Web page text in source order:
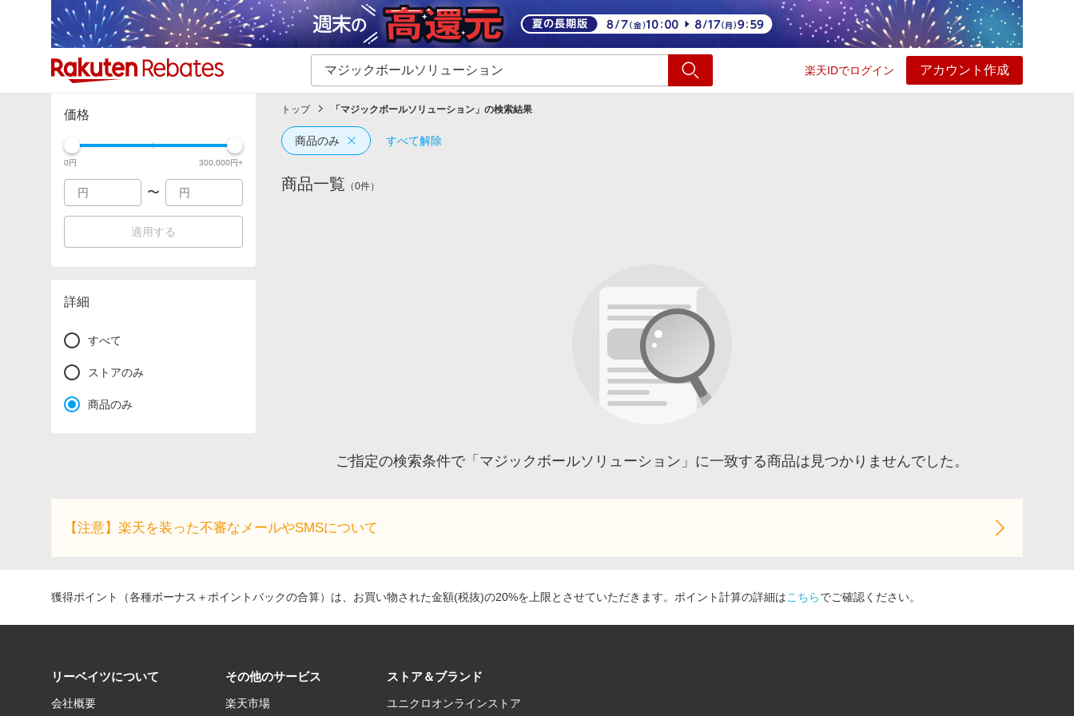
楽天IDでログイン アカウント作成
カテゴリー一覧 イベント一覧 ショッピング
価格
0円 300,000円+
〜
適用する
詳細
すべて
ストアのみ
商品のみ
トップ 「 マジックボールソリューション 」の検索結果
商品のみ すべて解除
商品一覧 （0件）
ご指定の検索条件で「マジックボールソリューション」に一致する商品は見つかりませんでした。
【注意】楽天を装った不審なメールやSMSについて
獲得ポイント（各種ボーナス＋ポイントバックの合算）は、お買い物された金額(税抜)の20%を上限とさせていただきます。ポイント計算の詳細はこちらでご確認ください。
リーベイツについて
会社概要
その他のサービス
楽天市場
ストア＆ブランド
ユニクロオンラインストア